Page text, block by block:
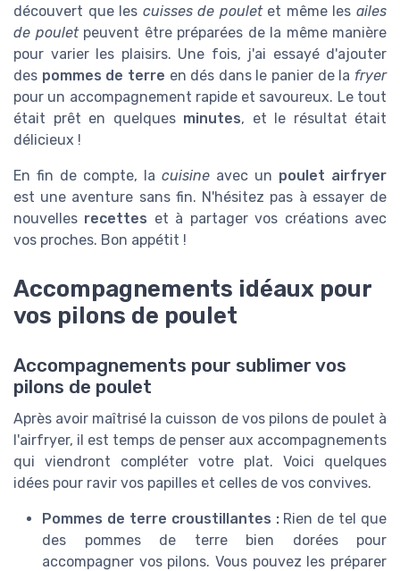
découvert que les cuisses de pouletet même lesailes
de pouletpeuvent être préparées de la même manière
pour varier les plaisirs. Une fois, j'ai essayé d'ajouter
des pommes de terre en dés dans le panier de la fryer
pour un accompagnement rapide et savoureux. Le tout
était prêt en quelques minutes, et le résultat était
délicieux !
En fin de compte, la cuisine avec un poulet airfryer
est une aventure sans fin. N'hésitez pas à essayer de
nouvelles recettes et à partager vos créations avec
vos proches. Bon appétit !
Accompagnements idéaux pour
vos pilons de poulet
Accompagnements pour sublimer vos
pilons de poulet
Après avoir maîtrisé la cuisson de vos pilons de poulet à
l'airfryer, il est temps de penser aux accompagnements
qui viendront compléter votre plat. Voici quelques
idées pour ravir vos papilles et celles de vos convives.
Pommes de terre croustillantes :Rien de tel que
des pommes de terre bien dorées pour
accompagner vos pilons. Vous pouvez les préparer